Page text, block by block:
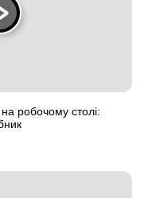
на робочому столі: